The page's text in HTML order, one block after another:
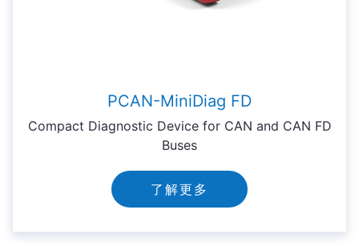
PCAN-MiniDiag FD
Compact Diagnostic Device for CAN and CAN FD
Buses
了解更多